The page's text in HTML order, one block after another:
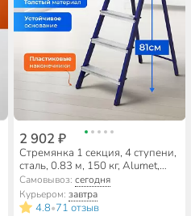
2 902 ₽
Стремянка 1 секция, 4 ступени,
сталь, 0.83 м, 150 кг, Alumet,
М8304
Самовывоз: сегодня
Курьером: завтра
4.8•71 отзыв